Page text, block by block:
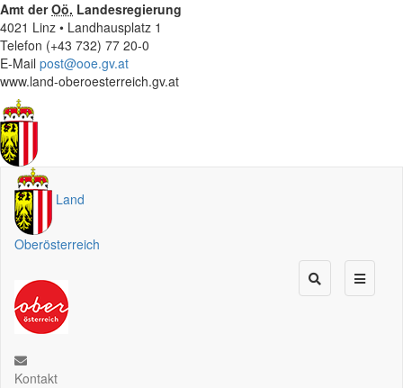
Amt derOö. Landesregierung
4021 Linz • Landhausplatz 1
Telefon (+43 732) 77 20-0
E-Mail post@ooe.gv.at
www.land-oberoesterreich.gv.at
Land
Oberösterreich
Kontakt